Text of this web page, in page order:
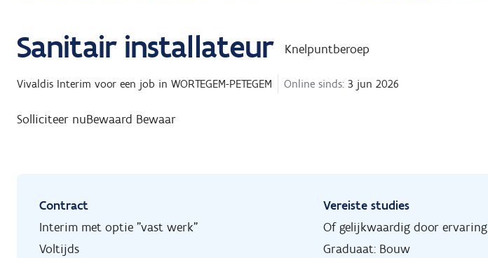
Sanitair installateur Knelpuntberoep
Vivaldis Interim voor een job in WORTEGEM-PETEGEM Online sinds: 3 jun 2026
Solliciteer nuBewaard Bewaar
Contract
Interim met optie "vast werk"
Voltijds
Vereiste studies
Of gelijkwaardig door ervaring
Graduaat: Bouw